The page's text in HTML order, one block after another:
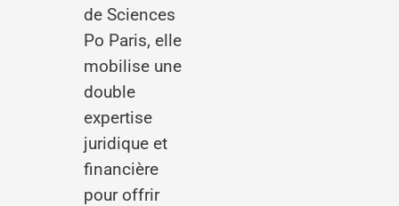
de Sciences
Po Paris, elle
mobilise une
double
expertise
juridique et
financière
pour offrir